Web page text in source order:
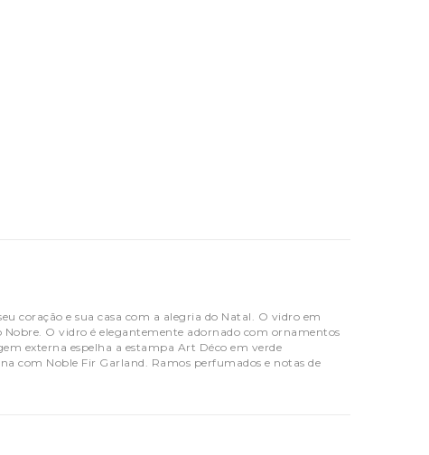
coração e sua casa com a alegria do Natal. O vidro em
O vidro é elegantemente adornado com ornamentos
externa espelha a estampa Art Déco em verde
com Noble Fir Garland. Ramos perfumados e notas de